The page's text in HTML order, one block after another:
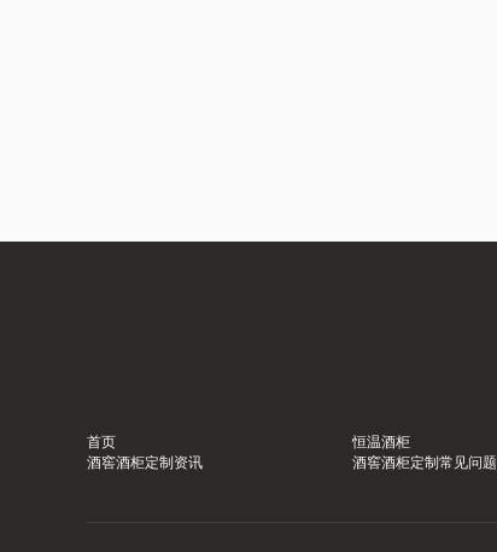
首页 恒温酒柜
酒窖酒柜定制资讯
酒窖酒柜定制常见问题